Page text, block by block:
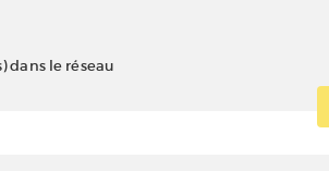
dans le réseau